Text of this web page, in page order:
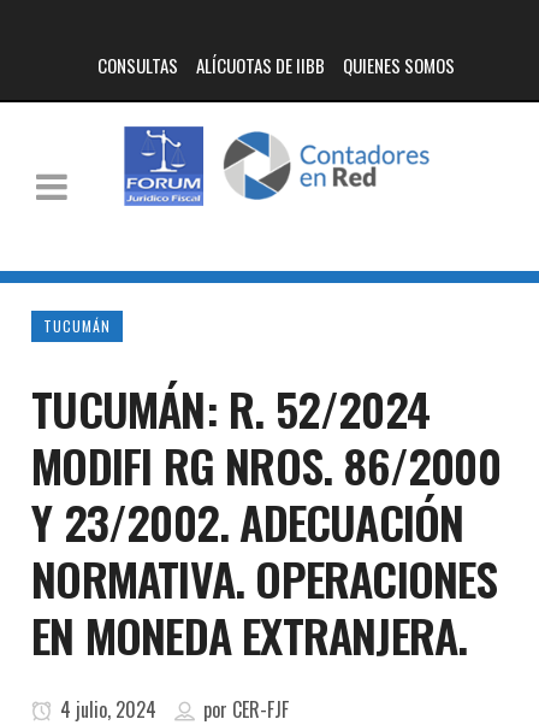
CONSULTAS ALÍCUOTAS DE IIBB QUIENES SOMOS
TUCUMÁN
TUCUMÁN: R. 52/2024
MODIFI RG NROS. 86/2000
Y 23/2002. ADECUACIÓN
NORMATIVA. OPERACIONES
EN MONEDA EXTRANJERA.
4 julio, 2024 por CER-FJF